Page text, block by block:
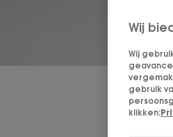
Wij
Wij
gebruik
klikken: